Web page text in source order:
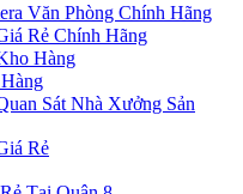
Văn Phòng Chính Hãng
Rẻ Chính Hãng
Hàng
Sát Nhà Xưởng Sản
Rẻ